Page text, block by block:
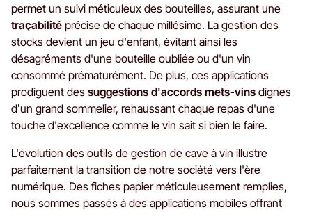
permet un suivi méticuleux des bouteilles, assurant une
traçabilité précise de chaque millésime. La gestion des
stocks devient un jeu d'enfant, évitant ainsi les
désagréments d'une bouteille oubliée ou d'un vin
consommé prématurément. De plus, ces applications
prodiguent des suggestions d'accords mets-vins dignes
d’un grand sommelier, rehaussant chaque repas d'une
touche d'excellence comme le vin sait si bien le faire.
L'évolution des outils de gestion de cave à vin illustre
parfaitement la transition de notre société vers l'ère
numérique. Des fiches papier méticuleusement remplies,
nous sommes passés à des applications mobiles offrant